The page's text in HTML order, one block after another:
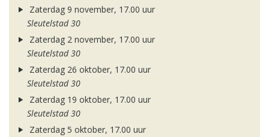
Zaterdag 9 november, 17.00 uur
Sleutelstad 30
Zaterdag 2 november, 17.00 uur
Sleutelstad 30
Zaterdag 26 oktober, 17.00 uur
Sleutelstad 30
Zaterdag 19 oktober, 17.00 uur
Sleutelstad 30
Zaterdag 5 oktober, 17.00 uur